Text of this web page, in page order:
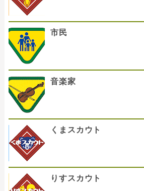
市民
音楽家
くまスカウト
りすスカウト